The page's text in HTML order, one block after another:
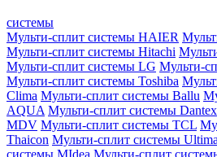
системы
Мульти-сплит системы HAIER
Мульти-сплит системы Hitachi
Мульти-сплит системы LG Мульти-
Мульти-сплит системы Toshiba
Clima Мульти-сплит системы Ballu
AQUA Мульти-сплит системы Dantex
MDV Мульти-сплит системы TCL
Thaicon Мульти-сплит системы
системы MIdea Мульти-сплит